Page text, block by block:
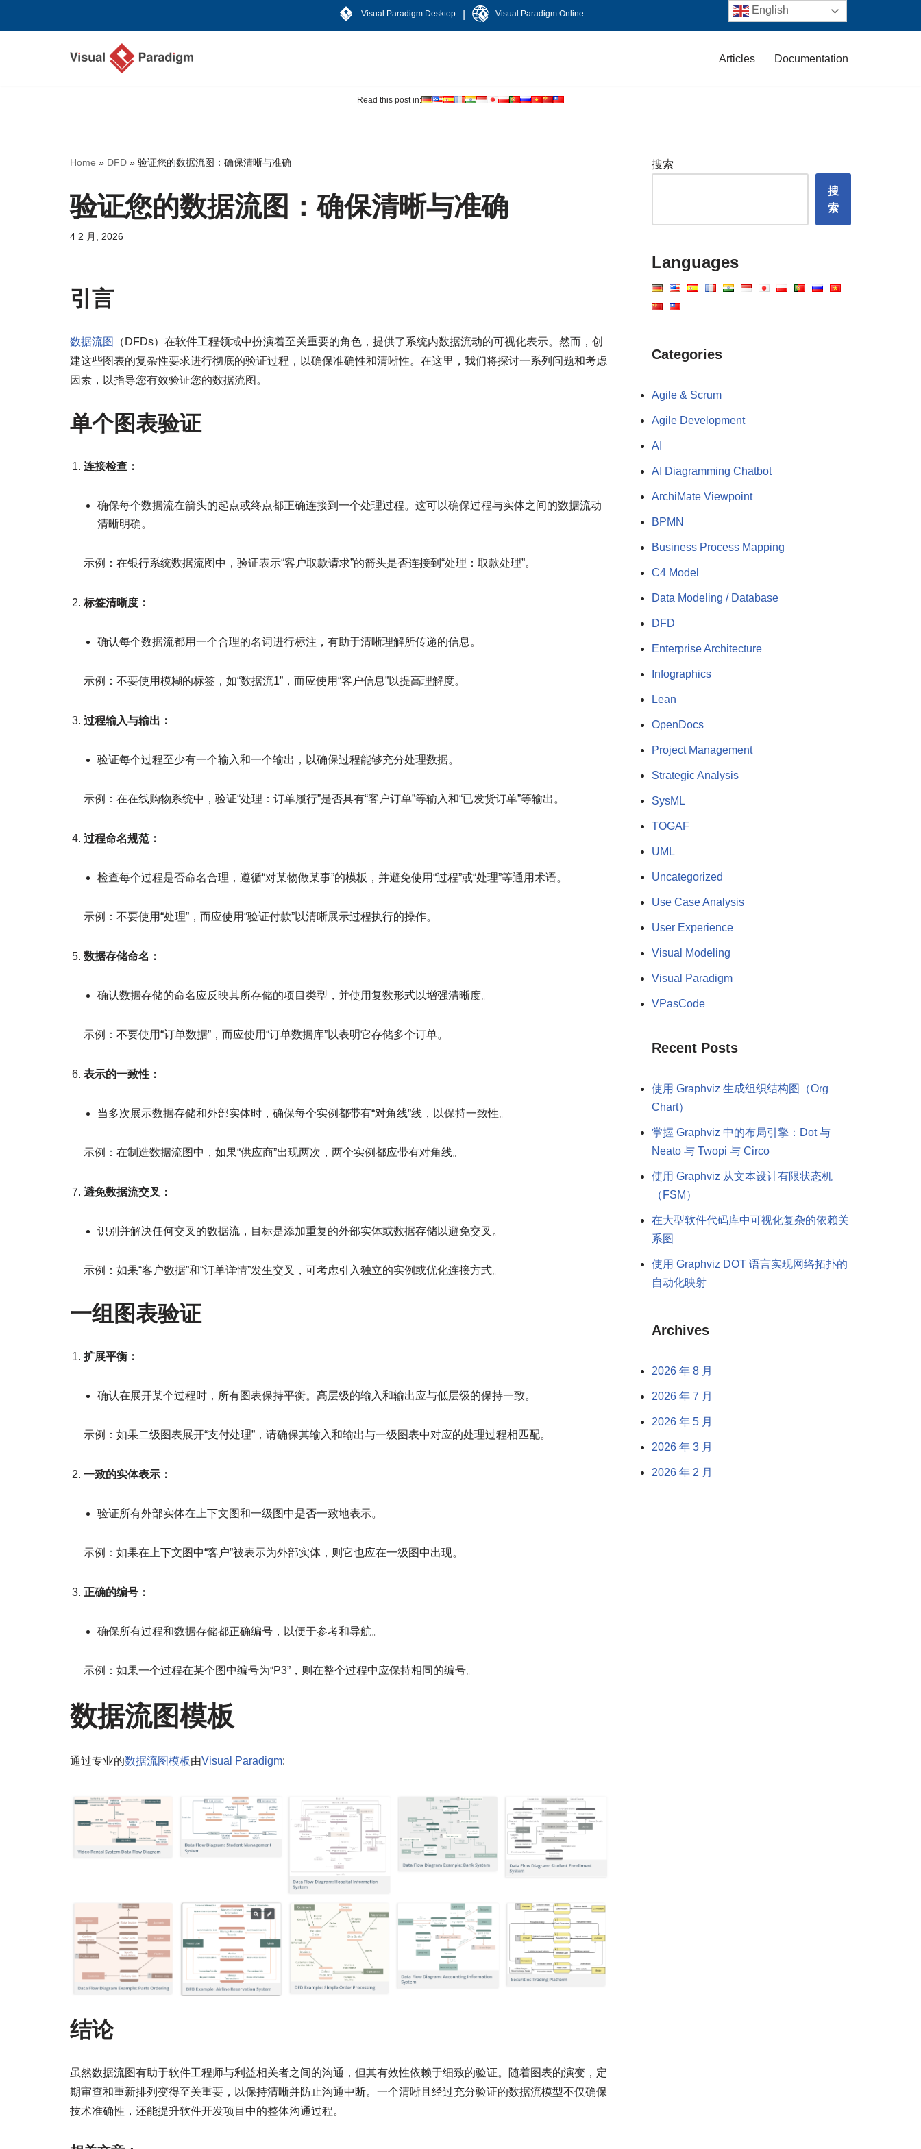
Visual Paradigm Desktop Visual Paradigm Online
Articles Documentation
Read this post in:
Home » DFD » 验证您的数据流图：确保清晰与准确
验证您的数据流图：确保清晰与准确
4 2 月, 2026
引言
数据流图
（DFDs）在软件工程领域中扮演着至关重要的角色，提供了系统内数据流动的可视化表示。然而，创
建这些图表的复杂性要求进行彻底的验证过程，以确保准确性和清晰性。在这里，我们将探讨一系列问题和考虑
因素，以指导您有效验证您的数据流图。
单个图表验证
连接检查：
确保每个数据流在箭头的起点或终点都正确连接到一个处理过程。这可以确保过程与实体之间的数据流动
清晰明确。
示例：在银行系统数据流图中，验证表示“客户取款请求”的箭头是否连接到“处理：取款处理”。
标签清晰度：
确认每个数据流都用一个合理的名词进行标注，有助于清晰理解所传递的信息。
示例：不要使用模糊的标签，如“数据流1”，而应使用“客户信息”以提高理解度。
过程输入与输出：
验证每个过程至少有一个输入和一个输出，以确保过程能够充分处理数据。
示例：在在线购物系统中，验证“处理：订单履行”是否具有“客户订单”等输入和“已发货订单”等输出。
过程命名规范：
检查每个过程是否命名合理，遵循“对某物做某事”的模板，并避免使用“过程”或“处理”等通用术语。
示例：不要使用“处理”，而应使用“验证付款”以清晰展示过程执行的操作。
数据存储命名：
确认数据存储的命名应反映其所存储的项目类型，并使用复数形式以增强清晰度。
示例：不要使用“订单数据”，而应使用“订单数据库”以表明它存储多个订单。
表示的一致性：
当多次展示数据存储和外部实体时，确保每个实例都带有“对角线”线，以保持一致性。
示例：在制造数据流图中，如果“供应商”出现两次，两个实例都应带有对角线。
避免数据流交叉：
识别并解决任何交叉的数据流，目标是添加重复的外部实体或数据存储以避免交叉。
示例：如果“客户数据”和“订单详情”发生交叉，可考虑引入独立的实例或优化连接方式。
一组图表验证
扩展平衡：
确认在展开某个过程时，所有图表保持平衡。高层级的输入和输出应与低层级的保持一致。
示例：如果二级图表展开“支付处理”，请确保其输入和输出与一级图表中对应的处理过程相匹配。
一致的实体表示：
验证所有外部实体在上下文图和一级图中是否一致地表示。
示例：如果在上下文图中“客户”被表示为外部实体，则它也应在一级图中出现。
正确的编号：
确保所有过程和数据存储都正确编号，以便于参考和导航。
示例：如果一个过程在某个图中编号为“P3”，则在整个过程中应保持相同的编号。
数据流图模板
通过专业的数据流图模板由Visual Paradigm:
结论
虽然数据流图有助于软件工程师与利益相关者之间的沟通，但其有效性依赖于细致的验证。随着图表的演变，定
期审查和重新排列变得至关重要，以保持清晰并防止沟通中断。一个清晰且经过充分验证的数据流模型不仅确保
技术准确性，还能提升软件开发项目中的整体沟通过程。
搜索
搜
索
Languages
Categories
Agile & Scrum
Agile Development
AI
AI Diagramming Chatbot
ArchiMate Viewpoint
BPMN
Business Process Mapping
C4 Model
Data Modeling / Database
DFD
Enterprise Architecture
Infographics
Lean
OpenDocs
Project Management
Strategic Analysis
SysML
TOGAF
UML
Uncategorized
Use Case Analysis
User Experience
Visual Modeling
Visual Paradigm
VPasCode
Recent Posts
使用 Graphviz 生成组织结构图（Org
Chart）
掌握 Graphviz 中的布局引擎：Dot 与
Neato 与 Twopi 与 Circo
使用 Graphviz 从文本设计有限状态机
（FSM）
在大型软件代码库中可视化复杂的依赖关
系图
使用 Graphviz DOT 语言实现网络拓扑的
自动化映射
Archives
2026 年 8 月
2026 年 7 月
2026 年 5 月
2026 年 3 月
2026 年 2 月
English